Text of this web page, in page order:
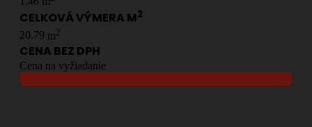
CELKOVÁ VÝMERA M2
20.79 m2
CENA BEZ DPH
Cena na vyžiadanie